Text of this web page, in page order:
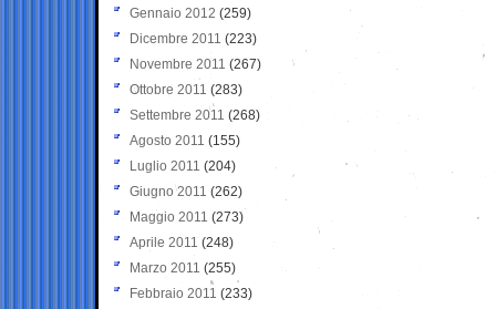
Gennaio 2012 (259)
Dicembre 2011 (223)
Novembre 2011 (267)
Ottobre 2011 (283)
Settembre 2011 (268)
Agosto 2011 (155)
Luglio 2011 (204)
Giugno 2011 (262)
Maggio 2011 (273)
Aprile 2011 (248)
Marzo 2011 (255)
Febbraio 2011 (233)